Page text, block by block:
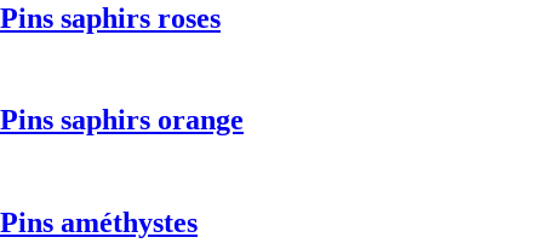
Pins saphirs roses
Pins saphirs orange
Pins améthystes